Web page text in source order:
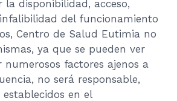
la disponibilidad, acceso,
del funcionamiento
Centro de Salud Eutimia no
ya que se pueden ver
factores ajenos a
no será responsable,
en el